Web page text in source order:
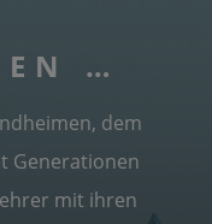
…
dem
Generationen
mit ihren